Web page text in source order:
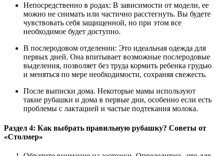
Непосредственно в родах: В зависимости от модели, ее
можно не снимать или частично расстегнуть. Вы будете
чувствовать себя защищенной, но при этом все
необходимое будет доступно.
В послеродовом отделении: Это идеальная одежда для
первых дней. Она впитывает возможные послеродовые
выделения, позволяет без труда кормить ребенка грудью
и меняться по мере необходимости, сохраняя свежесть.
После выписки дома. Некоторые мамы используют
такие рубашки и дома в первые дни, особенно если есть
проблемы с лактацией и частые подтекания молока.
Раздел 4: Как выбрать правильную рубашку? Советы от
«Столмер»